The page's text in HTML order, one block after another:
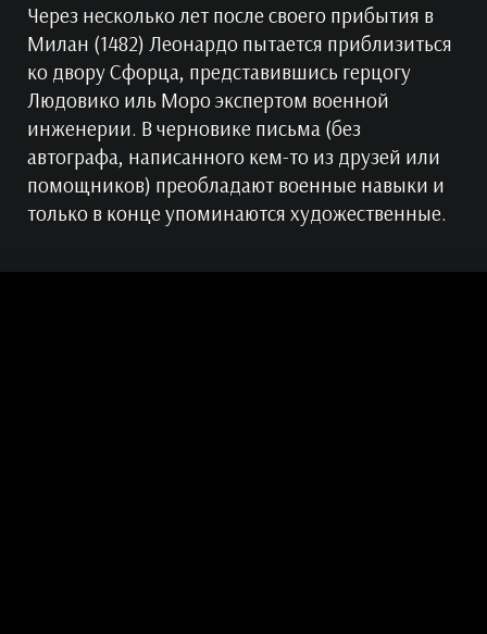
Через несколько лет после своего прибытия в
Милан (1482) Леонардо пытается приблизиться
ко двору Сфорца, представившись герцогу
Людовико иль Моро экспертом военной
инженерии. В черновике письма (без
автографа, написанного кем-то из друзей или
помощников) преобладают военные навыки и
только в конце упоминаются художественные.